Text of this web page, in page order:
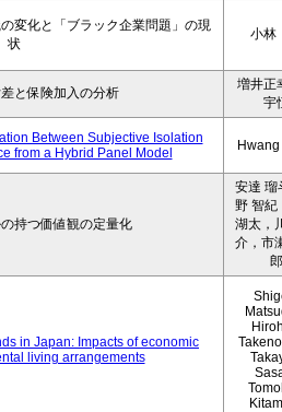
変化と「ブラック企業問題」の現
状
小
と保険加入の分析
増井正
宇
Between Subjective Isolation
from a Hybrid Panel Model
持つ価値観の定量化
安達 瑠
野 智紀
湖太，
介，市
郎
in Japan: Impacts of economic
living arrangements